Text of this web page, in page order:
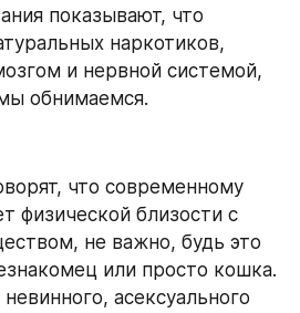
показывают, что
наркотиков,
и нервной системой,
обнимаемся.
что современному
физической близости с
не важно, будь это
или просто кошка.
асексуального